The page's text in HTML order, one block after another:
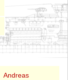
Andreas